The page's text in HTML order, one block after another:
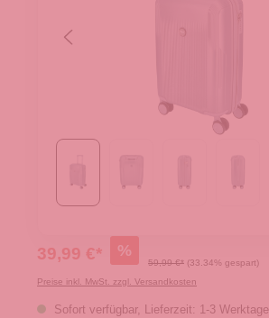
39,99 €* %
59,99 €* (33.34% gespart)
Preise inkl. MwSt. zzgl. Versandkosten
Sofort verfügbar, Lieferzeit: 1-3 Werktage